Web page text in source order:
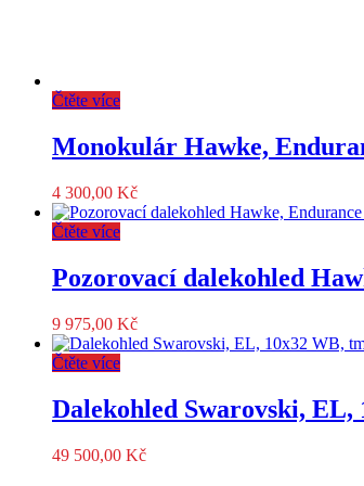
Čtěte více
Monokulár Hawke,
4 300,00 Kč
Čtěte více
Pozorovací dalekohled
9 975,00 Kč
Čtěte více
Dalekohled Swarovski, EL,
49 500,00 Kč